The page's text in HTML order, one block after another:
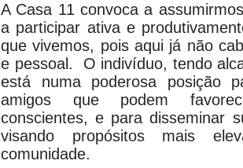
A Casa 11 convoca a
a participar ativa e
que vivemos, pois aqui já não
e pessoal. O indivíduo, tendo
está numa poderosa posição
amigos que podem
conscientes, e para disseminar
visando propósitos mais
comunidade.